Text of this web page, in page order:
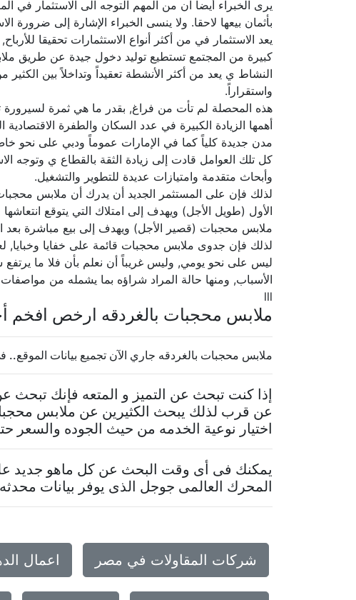
يرى الخبراء أيضا ان من المهم التوجه الى الاستثمار في
بأثمان بيعها لاحقا. ولا ينسى الخبراء الإشارة إلى
يعد الاستثمار في من أكثر أنواع الاستثمارات تحقيقا
كبيرة من المجتمع تستطيع توليد دخول جيدة عن طريق
النشاط ي يعد من أكثر الأنشطة تعقيداً وتداخلاً بين
واستقراراً.
هذه المحصلة لم تأت من فراغ, بقدر ما هي ثمرة
أهمها الزيادة الكبيرة في عدد السكان والطفرة
مدن جديدة كلياً كما في الإمارات عموماً ودبي على
كل تلك العوامل قادت إلى زيادة الثقة بالقطاع ي وتوجه
وأبحاث متقدمة وامتيازات عديدة للتطوير والتشغيل.
لذلك فإن على المستثمر الجديد أن يدرك أن ملابس
الأول (طويل الأجل) ويهدف إلى امتلاك التي يتوقع
ملابس محجبات (قصير الأجل) ويهدف إلى بيع مباشرة بعد
لذلك فإن جدوى ملابس محجبات قائمة على خفايا وخبايا,
ليس على نحو يومي, وليس غريباً أن نعلم بأن فلا ما يرتفع
الأسباب, ومنها حالة المراد شراؤه بما يشمله من
lll
ملابس محجبات بالغردقه ارخص
ملابس محجبات بالغردقه جاري الآن تجميع بيانات الموقع.. فى
إذا كنت تبحث عن التميز و المتعه فإنك
عن قرب لذلك يبحث الكثيرين عن ملابس
اختيار نوعية الخدمه من حيث الجوده والسعر
يمكنك فى أى وقت البحث عن كل ماهو جديد
المحرك العالمى جوجل الذى يوفر بيانات
شركات المقاولات في مصر اعمال